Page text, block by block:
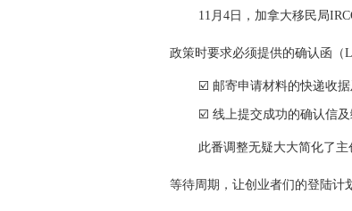
11月4日，加拿大移民局IRCC
政策时要求必须提供的确认函（
☑️ 邮寄申请材料的快递收
☑️ 线上提交成功的确认信
此番调整无疑大大简化了
等待周期，让创业者们的登陆计